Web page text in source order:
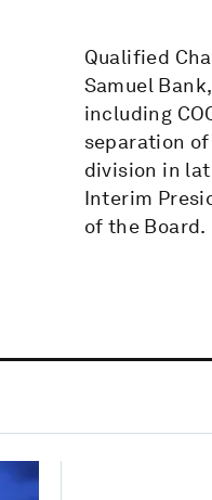
Qualified
Samuel
including
separation
division in
Interim
of the Board.